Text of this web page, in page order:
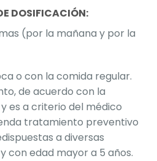
DOSIFICACIÓN:
(por la mañana y por la
o con la comida regular.
de acuerdo con la
es a criterio del médico
tratamiento preventivo
a diversas
con edad mayor a 5 años.